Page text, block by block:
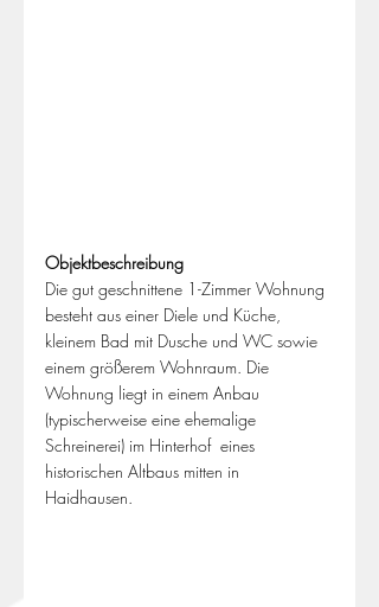
Objektbeschreibung
Die gut geschnittene 1-Zimmer Wohnung
besteht aus einer Diele und Küche,
kleinem Bad mit Dusche und WC sowie
einem größerem Wohnraum. Die
Wohnung liegt in einem Anbau
(typischerweise eine ehemalige
Schreinerei) im Hinterhof  eines
historischen Altbaus mitten in
Haidhausen.